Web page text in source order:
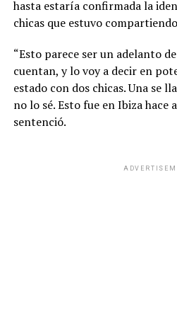
hasta estaría confirmada la
chicas que estuvo
“Esto parece ser un adelanto
cuentan, y lo voy a decir en
estado con dos chicas. Una se
no lo sé. Esto fue en Ibiza hace
sentenció.